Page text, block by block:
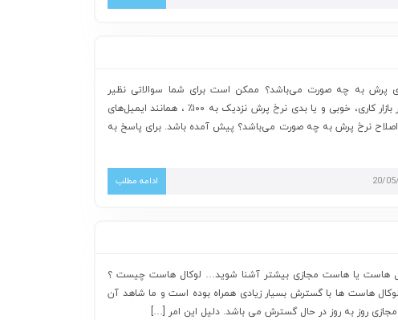
پرش به چه صورت می‌باشد؟ ممکن است برای شما سوالاتی نظیر
چگونگی رسیدن به موفقیت در بازار کاری، خوبی و یا بدی نرخ پرش نزدیک به ۱۰۰٪ ، همانند ایمیل‌های
نرخ پرش به چه صورت می‌باشد؟ پیش آمده باشد. برای پاسخ به
ادامه مطلب
هاست یا هاست مجازی بیشتر آشنا شوید… لوکال هاست چیست ؟
لوکال هاست ها با گسترش بسیار زیادی همراه بوده است و ما شاهد آن
روز به روز در حال گسترش می باشد. دلیل این امر […]